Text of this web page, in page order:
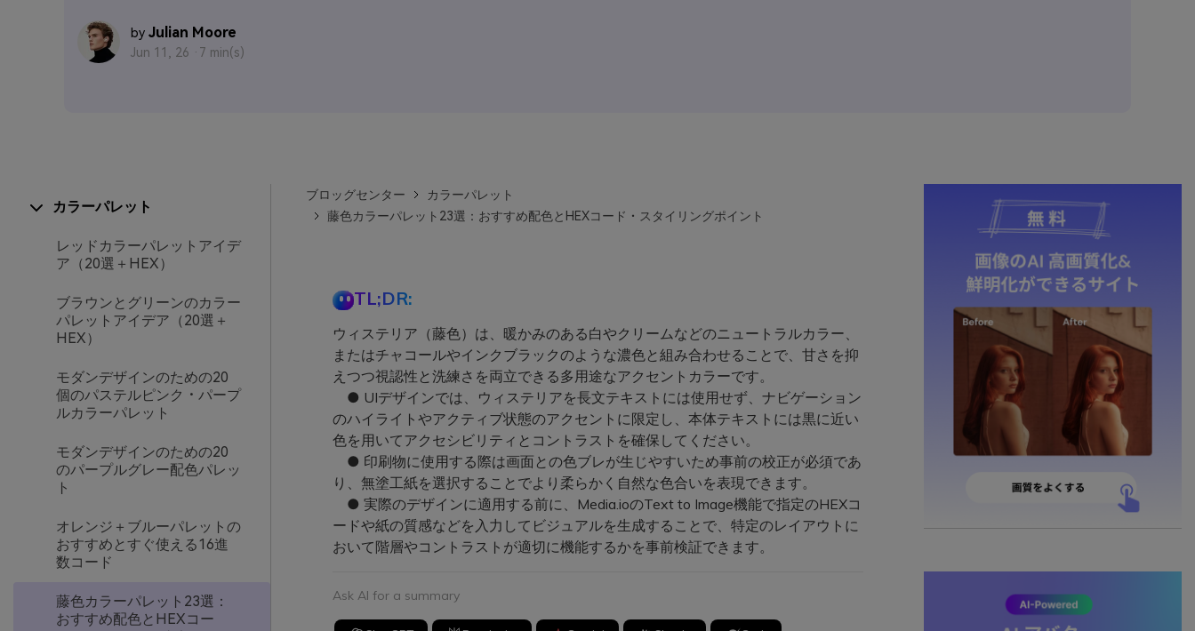
by Julian Moore
Jun 11, 26 · 7 min(s)
カラーパレット
レッドカラーパレットアイデ
ア（20選＋HEX）
ブラウンとグリーンのカラー
パレットアイデア（20選＋
HEX）
モダンデザインのための20
個のパステルピンク・パープ
ルカラーパレット
モダンデザインのための20
のパープルグレー配色パレッ
ト
オレンジ＋ブルーパレットの
おすすめとすぐ使える16進
数コード
藤色カラーパレット23選：
おすすめ配色とHEXコー
ブロッグセンター
カラーパレット
藤色カラーパレット23選：おすすめ配色とHEXコード・スタイリングポイント
TL;DR:
ウィステリア（藤色）は、暖かみのある白やクリームなどのニュートラルカラー、
またはチャコールやインクブラックのような濃色と組み合わせることで、甘さを抑
えつつ視認性と洗練さを両立できる多用途なアクセントカラーです。
● UIデザインでは、ウィステリアを長文テキストには使用せず、ナビゲーション
のハイライトやアクティブ状態のアクセントに限定し、本体テキストには黒に近い
色を用いてアクセシビリティとコントラストを確保してください。
● 印刷物に使用する際は画面との色ブレが生じやすいため事前の校正が必須であ
り、無塗工紙を選択することでより柔らかく自然な色合いを表現できます。
● 実際のデザインに適用する前に、Media.ioのText to Image機能で指定のHEXコ
ードや紙の質感などを入力してビジュアルを生成することで、特定のレイアウトに
おいて階層やコントラストが適切に機能するかを事前検証できます。
Ask AI for a summary